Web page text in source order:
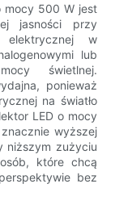
mocy 500 W jest
jasności przy
elektrycznej w
lub
świetlnej.
ponieważ
na światło
LED o mocy
wyższej
niższym zużyciu
które chcą
bez